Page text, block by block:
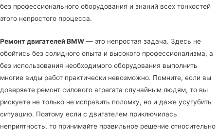
без профессионального оборудования и знаний всех тонкостей
этого непростого процесса.
Ремонт двигателей BMW — это непростая задача. Здесь не
обойтись без солидного опыта и высокого профессионализма, а
без использования необходимого оборудования выполнить
многие виды работ практически невозможно. Помните, если вы
доверяете ремонт силового агрегата случайным людям, то вы
рискуете не только не исправить поломку, но и даже усугубить
ситуацию. Поэтому если с двигателем приключилась
неприятность, то принимайте правильное решение относительно